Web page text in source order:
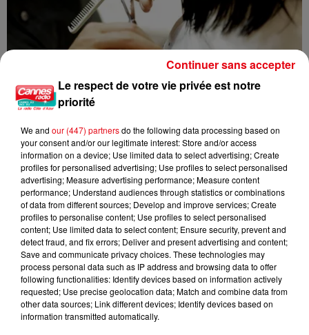
Nice : un salon de coiffure fermé après un contrôle
Le respect de votre vie privée est notre
priorité
We and our (447) partnersdo the following data processing based on
your consent and/or our legitimate interest: Store and/or access
information on a device; Use limited data to select advertising; Create
profiles for personalised advertising; Use profiles to select personalised
advertising; Measure advertising performance; Measure content
performance; Understand audiences through statistics or combinations
of data from different sources; Develop and improve services; Create
profiles to personalise content; Use profiles to select personalised
content; Use limited data to select content; Ensure security, prevent and
detect fraud, and fix errors; Deliver and present advertising and content;
Save and communicate privacy choices. These technologies may
process personal data such as IP address and browsing data to offer
following functionalities: Identify devices based on information actively
requested; Use precise geolocation data; Match and combine data from
other data sources; Link different devices; Identify devices based on
information transmitted automatically.
Continuer sans accepter